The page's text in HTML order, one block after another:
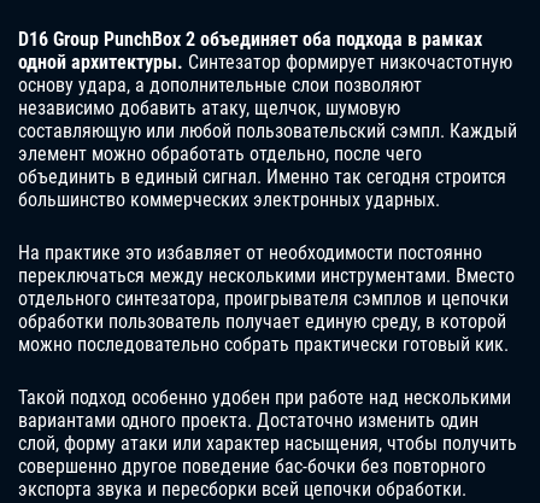
D16 Group PunchBox 2 объединяет оба подхода в рамках
одной архитектуры. Синтезатор формирует низкочастотную
основу удара, а дополнительные слои позволяют
независимо добавить атаку, щелчок, шумовую
составляющую или любой пользовательский сэмпл. Каждый
элемент можно обработать отдельно, после чего
объединить в единый сигнал. Именно так сегодня строится
большинство коммерческих электронных ударных.
На практике это избавляет от необходимости постоянно
переключаться между несколькими инструментами. Вместо
отдельного синтезатора, проигрывателя сэмплов и цепочки
обработки пользователь получает единую среду, в которой
можно последовательно собрать практически готовый кик.
Такой подход особенно удобен при работе над несколькими
вариантами одного проекта. Достаточно изменить один
слой, форму атаки или характер насыщения, чтобы получить
совершенно другое поведение бас-бочки без повторного
экспорта звука и пересборки всей цепочки обработки.